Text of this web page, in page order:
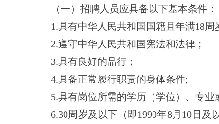
（一）招聘人员应具备以下基本条件：
1.具有中华人民共和国国籍且年满18周
2.遵守中华人民共和国宪法和法律；
3.具有良好的品行；
4.具备正常履行职责的身体条件;
5.具有岗位所需的学历（学位）、专业
6.30周岁及以下（即1990年8月10日